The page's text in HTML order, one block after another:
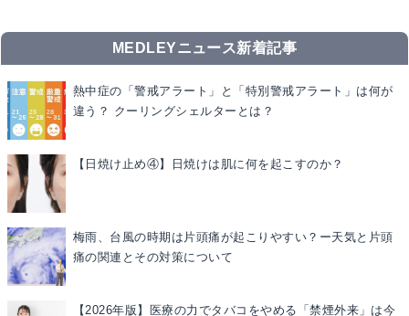
MEDLEYニュース新着記事
熱中症の「警戒アラート」と「特別警戒アラート」は何が
違う？ クーリングシェルターとは？
【日焼け止め④】日焼けは肌に何を起こすのか？
梅雨、台風の時期は片頭痛が起こりやすい？ー天気と片頭
痛の関連とその対策について
【2026年版】医療の力でタバコをやめる「禁煙外来」は今